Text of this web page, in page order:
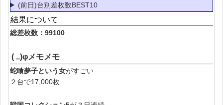
(前日)台別差枚数BEST10
結果について
総差枚数：99100
( ..)φメモメモ
蛇喰夢子という女がすごい
２台で17,000枚